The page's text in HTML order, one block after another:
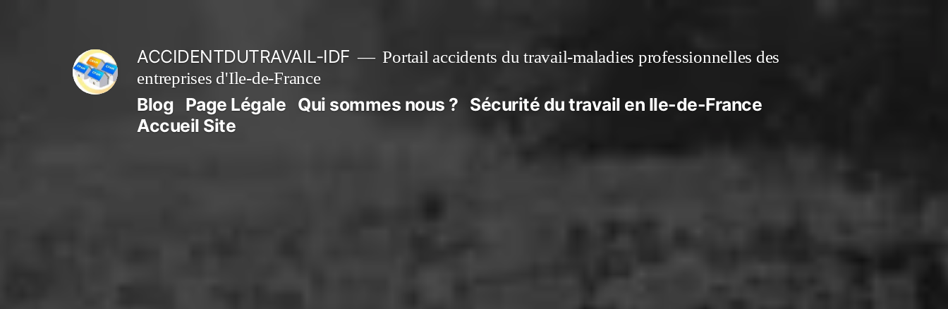
ACCIDENTDUTRAVAIL-IDF
Portail accidents du travail-maladies professionnelles des
entreprises d'Ile-de-France
Blog Page Légale Qui sommes nous ? Sécurité du travail en Ile-de-France
Accueil Site